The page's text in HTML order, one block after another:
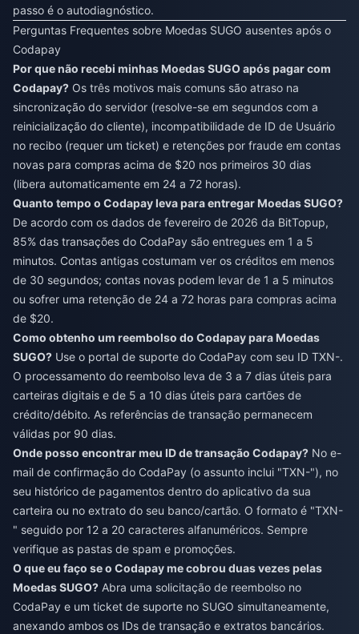
passo é o autodiagnóstico.
Perguntas Frequentes sobre Moedas SUGO ausentes após o
Codapay
Por que não recebi minhas Moedas SUGO após pagar com
Codapay? Os três motivos mais comuns são atraso na
sincronização do servidor (resolve-se em segundos com a
reinicialização do cliente), incompatibilidade de ID de Usuário
no recibo (requer um ticket) e retenções por fraude em contas
novas para compras acima de $20 nos primeiros 30 dias
(libera automaticamente em 24 a 72 horas).
Quanto tempo o Codapay leva para entregar Moedas SUGO?
De acordo com os dados de fevereiro de 2026 da BitTopup,
85% das transações do CodaPay são entregues em 1 a 5
minutos. Contas antigas costumam ver os créditos em menos
de 30 segundos; contas novas podem levar de 1 a 5 minutos
ou sofrer uma retenção de 24 a 72 horas para compras acima
de $20.
Como obtenho um reembolso do Codapay para Moedas
SUGO? Use o portal de suporte do CodaPay com seu ID TXN-.
O processamento do reembolso leva de 3 a 7 dias úteis para
carteiras digitais e de 5 a 10 dias úteis para cartões de
crédito/débito. As referências de transação permanecem
válidas por 90 dias.
Onde posso encontrar meu ID de transação Codapay? No e-
mail de confirmação do CodaPay (o assunto inclui "TXN-"), no
seu histórico de pagamentos dentro do aplicativo da sua
carteira ou no extrato do seu banco/cartão. O formato é "TXN-
" seguido por 12 a 20 caracteres alfanuméricos. Sempre
verifique as pastas de spam e promoções.
O que eu faço se o Codapay me cobrou duas vezes pelas
Moedas SUGO? Abra uma solicitação de reembolso no
CodaPay e um ticket de suporte no SUGO simultaneamente,
anexando ambos os IDs de transação e extratos bancários.